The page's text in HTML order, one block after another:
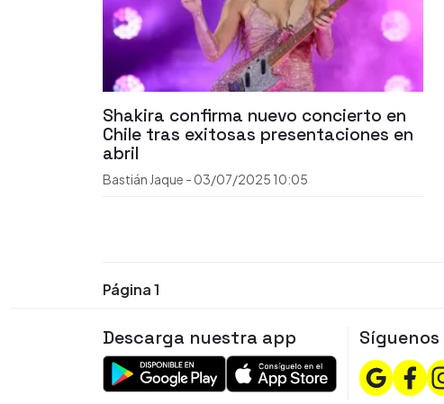
Shakira confirma nuevo concierto en
Chile tras exitosas presentaciones en
abril
Bastián Jaque - 03/07/2025 10:05
Página 1
Descarga nuestra app Síguenos